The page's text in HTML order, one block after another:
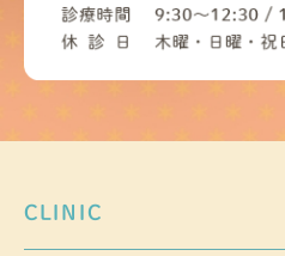
CLINIC